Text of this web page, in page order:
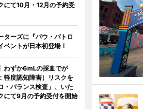
にて10月・12月の予約受
ターズに『パウ・パトロ
ベントが日本初登場！
わずか6mLの採血でが
軽度認知障害）リスクを
・バランス検査」、いた
にて9月の予約受付を開始